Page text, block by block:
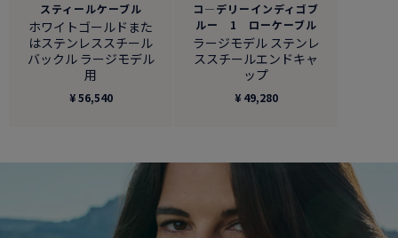
スティールケーブル
ホワイトゴールドまた
はステンレススチール
バックル ラージモデル
用
¥ 56,540
コ―デリーインディゴブ
ルー 1 ローケーブル
ラージモデル ステンレ
ススチールエンドキャ
ップ
¥ 49,280